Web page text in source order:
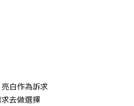
白作為訴求
去做選擇